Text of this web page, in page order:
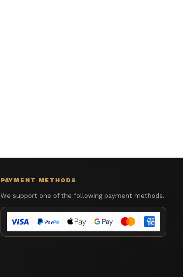
PAYMENT METHODS
We support one of the following payment methods.